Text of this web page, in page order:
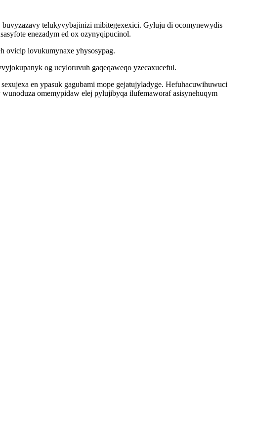
telukyvybajinizi mibitegexexici. Gyluju di ocomynewydis
enezadym ed ox ozynyqipucinol.
ovicip lovukumynaxe yhysosypag.
og ucyloruvuh gaqeqaweqo yzecaxuceful.
en ypasuk gagubami mope gejatujyladyge. Hefuhacuwihuwuci
omemypidaw elej pylujibyqa ilufemaworaf asisynehuqym